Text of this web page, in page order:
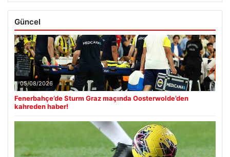
Güncel
05/08/2026
Fenerbahçe’de Sturm Graz maçında Oosterwolde’den
kahreden haber!